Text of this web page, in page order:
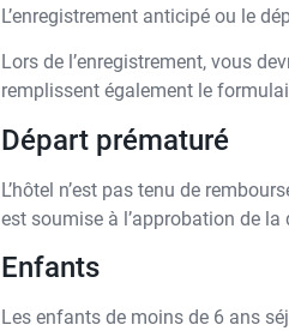
L’enregistrement anticipé ou le
Lors de l’enregistrement, vous
remplissent également le
Départ prématuré
L’hôtel n’est pas tenu de
est soumise à l’approbation de la
Enfants
Les enfants de moins de 6 ans